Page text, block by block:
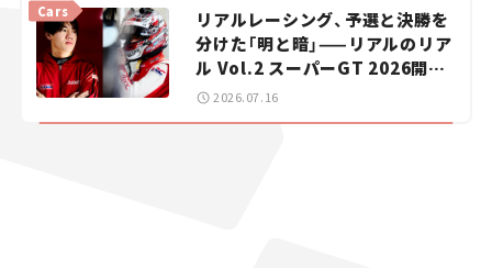
リアルレーシング、予選と決勝を
分けた「明と暗」——リアルのリア
ル Vol.2 スーパーGT 2026開幕
戦 岡山国際サーキット
Cars
2026.07.16